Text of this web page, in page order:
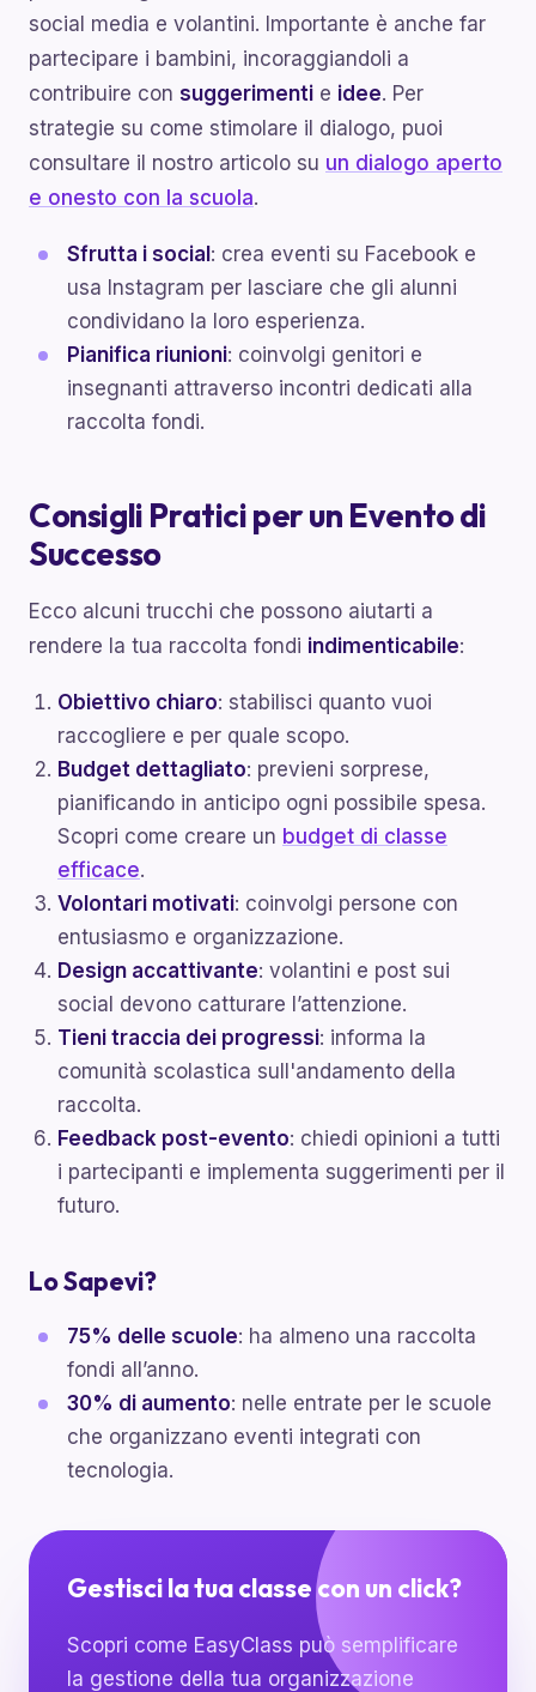
social media e volantini. Importante è anche far
partecipare i bambini, incoraggiandoli a
contribuire con suggerimenti e idee. Per
strategie su come stimolare il dialogo, puoi
consultare il nostro articolo su un dialogo aperto
e onesto con la scuola.
Sfrutta i social : crea eventi su Facebook e
usa Instagram per lasciare che gli alunni
condividano la loro esperienza.
Pianifica riunioni: coinvolgi genitori e
insegnanti attraverso incontri dedicati alla
raccolta fondi.
Consigli Pratici per un Evento di
Successo
Ecco alcuni trucchi che possono aiutarti a
rendere la tua raccolta fondi indimenticabile:
Obiettivo chiaro: stabilisci quanto vuoi
raccogliere e per quale scopo.
Budget dettagliato: previeni sorprese,
pianificando in anticipo ogni possibile spesa.
Scopri come creare un budget di classe
efficace.
Volontari motivati: coinvolgi persone con
entusiasmo e organizzazione.
Design accattivante: volantini e post sui
social devono catturare l’attenzione.
Tieni traccia dei progressi: informa la
comunità scolastica sull'andamento della
raccolta.
Feedback post-evento: chiedi opinioni a tutti
i partecipanti e implementa suggerimenti per il
futuro.
Lo Sapevi?
75% delle scuole: ha almeno una raccolta
fondi all’anno.
30% di aumento: nelle entrate per le scuole
che organizzano eventi integrati con
tecnologia.
Gestisci la tua classe con un click?
Scopri come EasyClass può semplificare
la gestione della tua organizzazione